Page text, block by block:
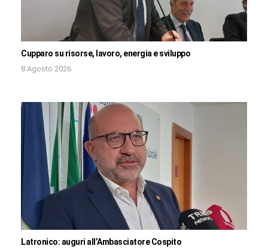
Cupparo su risorse, lavoro, energia e sviluppo
8 Agosto 2026
Latronico: auguri all’Ambasciatore Cospito